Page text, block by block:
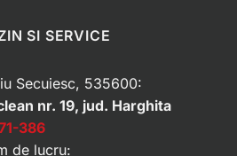
SI SERVICE
Secuiesc, 535600:
nr. 19, jud. Harghita
386
de lucru: